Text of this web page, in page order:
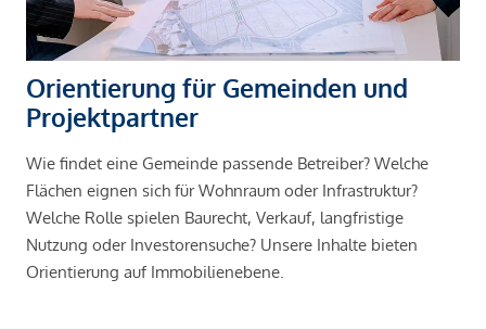
Orientierung für Gemeinden und
Projektpartner
Wie findet eine Gemeinde passende Betreiber? Welche
Flächen eignen sich für Wohnraum oder Infrastruktur?
Welche Rolle spielen Baurecht, Verkauf, langfristige
Nutzung oder Investorensuche? Unsere Inhalte bieten
Orientierung auf Immobilienebene.